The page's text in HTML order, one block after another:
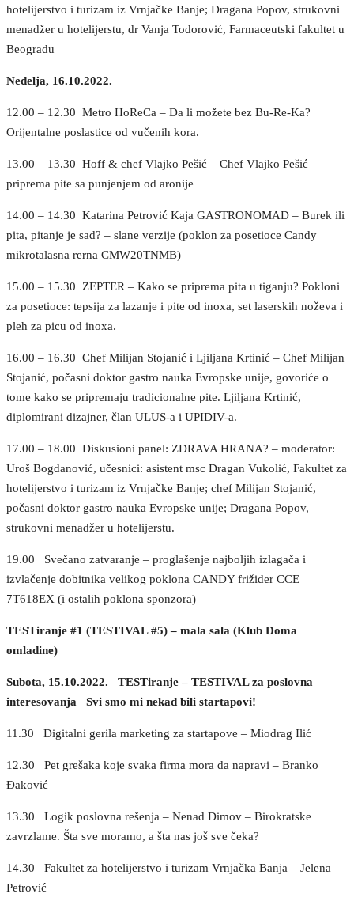
hotelijerstvo i turizam iz Vrnjačke Banje; Dragana Popov, strukovni
menadžer u hotelijerstu, dr Vanja Todorović, Farmaceutski fakultet u
Beogradu
Nedelja, 16.10.2022.
12.00 – 12.30 Metro HoReCa – Da li možete bez Bu-Re-Ka?
Orijentalne poslastice od vučenih kora.
13.00 – 13.30 Hoff & chef Vlajko Pešić – Chef Vlajko Pešić
priprema pite sa punjenjem od aronije
14.00 – 14.30 Katarina Petrović Kaja GASTRONOMAD – Burek ili
pita, pitanje je sad? – slane verzije (poklon za posetioce Candy
mikrotalasna rerna CMW20TNMB)
15.00 – 15.30 ZEPTER – Kako se priprema pita u tiganju? Pokloni
za posetioce: tepsija za lazanje i pite od inoxa, set laserskih noževa i
pleh za picu od inoxa.
16.00 – 16.30 Chef Milijan Stojanić i Ljiljana Krtinić – Chef Milijan
Stojanić, počasni doktor gastro nauka Evropske unije, govoriće o
tome kako se pripremaju tradicionalne pite. Ljiljana Krtinić,
diplomirani dizajner, član ULUS-a i UPIDIV-a.
17.00 – 18.00 Diskusioni panel: ZDRAVA HRANA? – moderator:
Uroš Bogdanović, učesnici: asistent msc Dragan Vukolić, Fakultet za
hotelijerstvo i turizam iz Vrnjačke Banje; chef Milijan Stojanić,
počasni doktor gastro nauka Evropske unije; Dragana Popov,
strukovni menadžer u hotelijerstu.
19.00 Svečano zatvaranje – proglašenje najboljih izlagača i
izvlačenje dobitnika velikog poklona CANDY frižider CCE
7T618EX (i ostalih poklona sponzora)
TESTiranje #1 (TESTIVAL #5) – mala sala (Klub Doma
omladine)
Subota, 15.10.2022. TESTiranje – TESTIVAL za poslovna
interesovanja Svi smo mi nekad bili startapovi!
11.30 Digitalni gerila marketing za startapove – Miodrag Ilić
12.30 Pet grešaka koje svaka firma mora da napravi – Branko
Đaković
13.30 Logik poslovna rešenja – Nenad Dimov – Birokratske
zavrzlame. Šta sve moramo, a šta nas još sve čeka?
14.30 Fakultet za hotelijerstvo i turizam Vrnjačka Banja – Jelena
Petrović